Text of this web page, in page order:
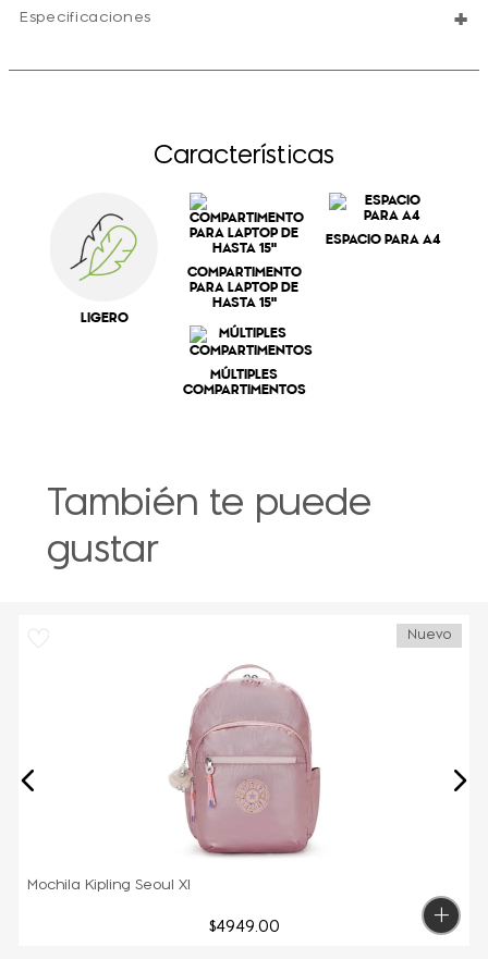
Especificaciones +
Características
LIGERO
COMPARTIMENTO
PARA LAPTOP DE
HASTA 15"
ESPACIO PARA A4
MÚLTIPLES
COMPARTIMENTOS
También te puede
gustar
Nuevo
Mochila Kipling Seoul Xl
$4949.00